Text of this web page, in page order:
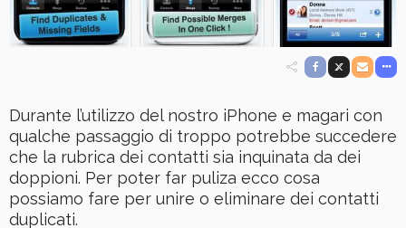
Durante l’utilizzo del nostro iPhone e magari con
qualche passaggio di troppo potrebbe succedere
che la rubrica dei contatti sia inquinata da dei
doppioni. Per poter far puliza ecco cosa
possiamo fare per unire o eliminare dei contatti
duplicati.